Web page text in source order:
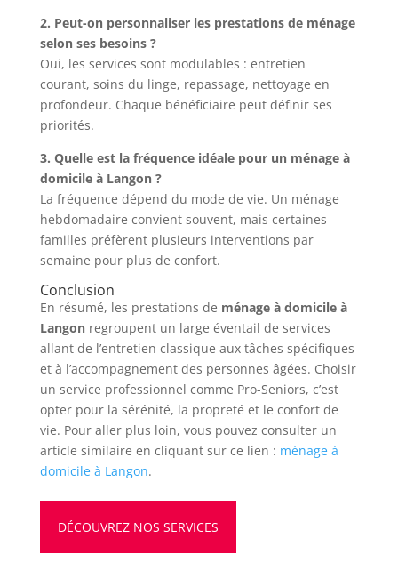
2. Peut-on personnaliser les prestations de ménage
selon ses besoins ?
Oui, les services sont modulables : entretien
courant, soins du linge, repassage, nettoyage en
profondeur. Chaque bénéficiaire peut définir ses
priorités.
3. Quelle est la fréquence idéale pour un ménage à
domicile à Langon ?
La fréquence dépend du mode de vie. Un ménage
hebdomadaire convient souvent, mais certaines
familles préfèrent plusieurs interventions par
semaine pour plus de confort.
Conclusion
En résumé, les prestations de ménage à domicile à
Langonregroupent un large éventail de services
allant de l’entretien classique aux tâches spécifiques
et à l’accompagnement des personnes âgées. Choisir
un service professionnel comme Pro-Seniors, c’est
opter pour la sérénité, la propreté et le confort de
vie. Pour aller plus loin, vous pouvez consulter un
article similaire en cliquant sur ce lien : ménage à
domicile à Langon.
DÉCOUVREZ NOS SERVICES